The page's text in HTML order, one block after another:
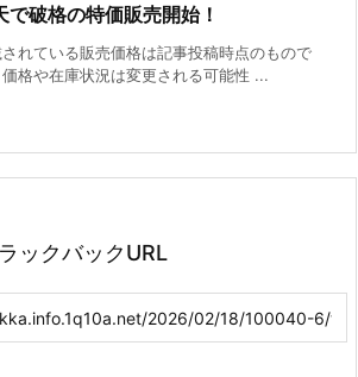
で破格の特価販売開始！
れている販売価格は記事投稿時点のもので
格や在庫状況は変更される可能性 ...
ックバックURL